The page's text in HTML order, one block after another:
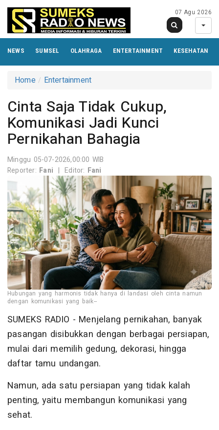
07 Agu 2026
NEWS SUMSEL OLAHRAGA ENTERTAINMENT KESEHATAN
Home Entertainment
Cinta Saja Tidak Cukup,
Komunikasi Jadi Kunci
Pernikahan Bahagia
Minggu 05-07-2026,00:00 WIB
Reporter: Fani | Editor: Fani
Hubungan yang harmonis tidak hanya di landasi oleh cinta namun
dengan komunikasi yang baik--
SUMEKS RADIO - Menjelang pernikahan, banyak
pasangan disibukkan dengan berbagai persiapan,
mulai dari memilih gedung, dekorasi, hingga
daftar tamu undangan.
Namun, ada satu persiapan yang tidak kalah
penting, yaitu membangun komunikasi yang
sehat.